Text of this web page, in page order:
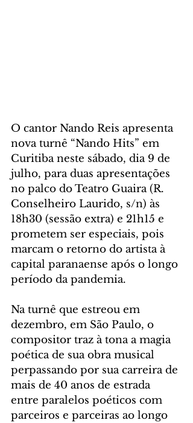
O cantor Nando Reis apresenta
nova turnê “Nando Hits” em
Curitiba neste sábado, dia 9 de
julho, para duas apresentações
no palco do Teatro Guaira (R.
Conselheiro Laurido, s/n) às
18h30 (sessão extra) e 21h15 e
prometem ser especiais, pois
marcam o retorno do artista à
capital paranaense após o longo
período da pandemia.
Na turnê que estreou em
dezembro, em São Paulo, o
compositor traz à tona a magia
poética de sua obra musical
perpassando por sua carreira de
mais de 40 anos de estrada
entre paralelos poéticos com
parceiros e parceiras ao longo